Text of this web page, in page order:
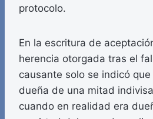
protocolo.
En la escritura de
herencia otorgada tras el
causante solo se indicó que
dueña de una mitad
cuando en realidad era